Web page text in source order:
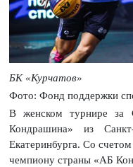
БК «Курчатов»
Фото: Фонд поддержки
В женском турнире за
Кондрашина» из
Екатеринбурга. Со
чемпиону страны «АБ